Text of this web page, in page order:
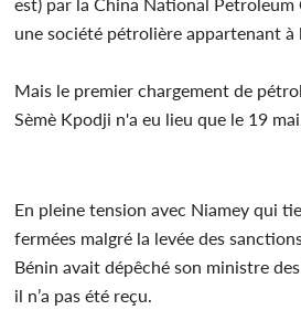
une société pétrolière appartenant à
Mais le premier chargement de
Sèmè Kpodji n'a eu lieu que le 19 mai.
En pleine tension avec Niamey qui
fermées malgré la levée des
Bénin avait dépêché son ministre
il n’a pas été reçu.